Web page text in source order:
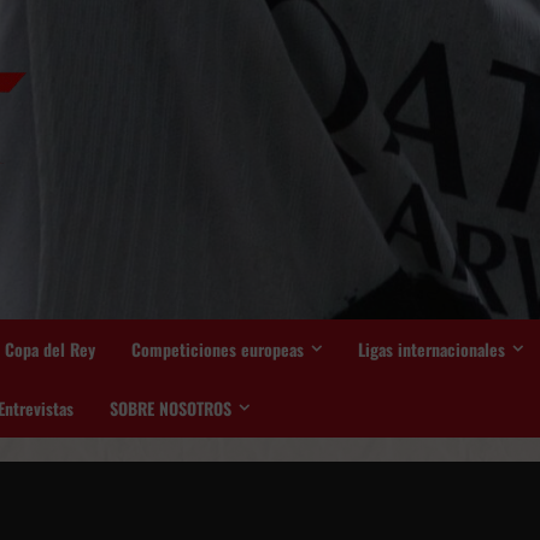
Copa del Rey Competiciones europeas Ligas internacionales
Entrevistas SOBRE NOSOTROS